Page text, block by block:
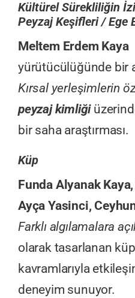
Kültürel Sürekliliğin
Peyzaj Keşifleri / Ege
Meltem Erdem Kaya
yürütücülüğünde bir
Kırsal yerleşimlerin
peyzaj kimliği
bir saha araştırması.
Küp
Funda Alyanak
Ayça Yasinci,
Farklı algılamalara
olarak tasarlanan
kavramlarıyla
deneyim sunuyor.